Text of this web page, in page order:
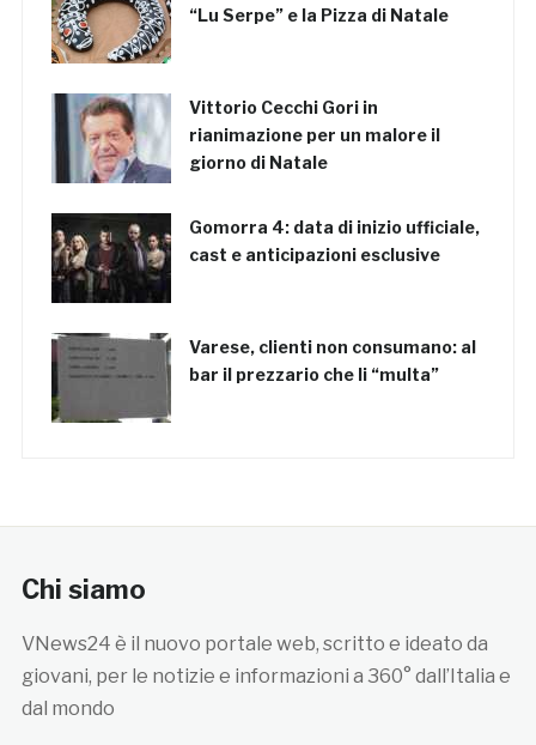
“Lu Serpe” e la Pizza di Natale
Vittorio Cecchi Gori in
rianimazione per un malore il
giorno di Natale
Gomorra 4: data di inizio ufficiale,
cast e anticipazioni esclusive
Varese, clienti non consumano: al
bar il prezzario che li “multa”
Chi siamo
VNews24 è il nuovo portale web, scritto e ideato da
giovani, per le notizie e informazioni a 360° dall’Italia e
dal mondo